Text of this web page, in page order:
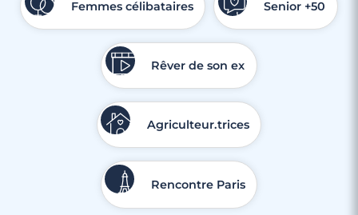
Femmes célibataires Senior +50
Rêver de son ex
Agriculteur.trices
Rencontre Paris